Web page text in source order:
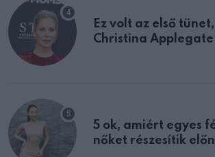
Ez volt az első
Christina
5 ok, amiért egyes
nőket részesítik